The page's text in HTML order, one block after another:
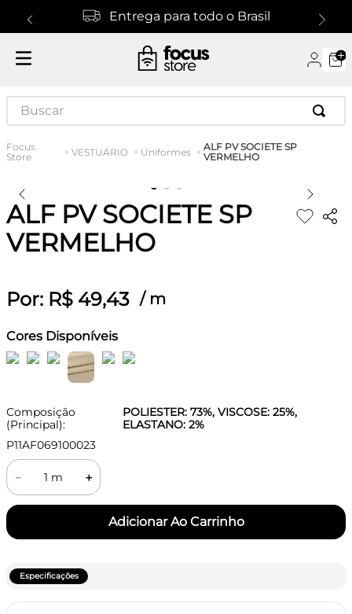
Entrega para todo o Brasil
Buscar
VESTUÁRIO Uniformes
ALF PV SOCIETE SP
VERMELHO
ALF PV SOCIETE SP
VERMELHO
Por: R$ 49,43 / m
Cores Disponíveis
Composição
(Principal):
POLIESTER: 73%, VISCOSE: 25%,
ELASTANO: 2%
P11AF069100023
＋
－
Especificações